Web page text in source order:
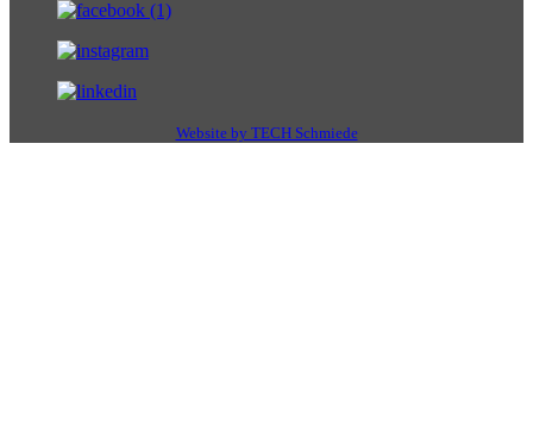
Website by TECH Schmiede